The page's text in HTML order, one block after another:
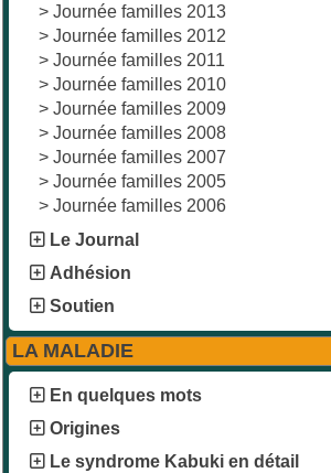
> Journée familles 2013
> Journée familles 2012
> Journée familles 2011
> Journée familles 2010
> Journée familles 2009
> Journée familles 2008
> Journée familles 2007
> Journée familles 2005
> Journée familles 2006
Le Journal
Adhésion
Soutien
LA MALADIE
En quelques mots
Origines
Le syndrome Kabuki en détail